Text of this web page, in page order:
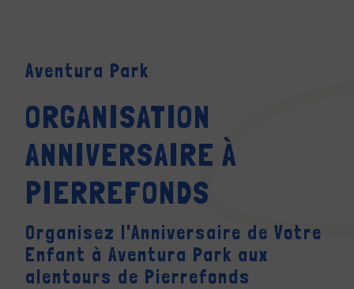
Aventura Park
ORGANISATION
ANNIVERSAIRE À
PIERREFONDS
Organisez l'Anniversaire de Votre
Enfant à Aventura Park aux
alentours de Pierrefonds